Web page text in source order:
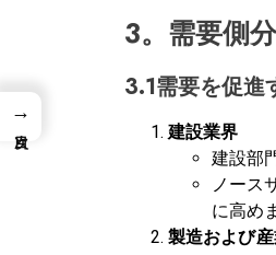
3。需要側
3.1需要を促進
建設業界
建設部
ノース
に高め
製造および
→